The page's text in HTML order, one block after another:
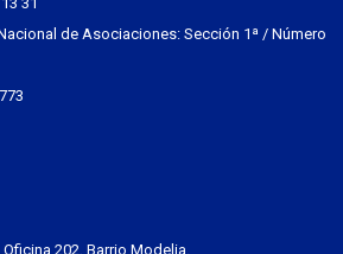
de Asociaciones: Sección 1ª / Número
202, Barrio Modelia.